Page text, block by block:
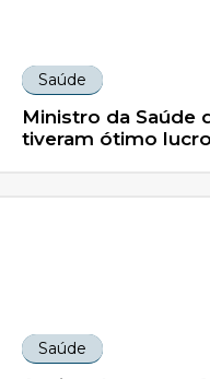
Saúde
Ministro da Saúde
tiveram ótimo
Saúde